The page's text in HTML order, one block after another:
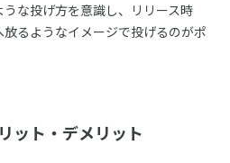
な投げ方を意識し、リリース時
るようなイメージで投げるのがポ
ット・デメリット